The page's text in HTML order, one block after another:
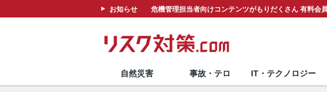
お知らせ 危機管理担当者向けコンテンツがもりだくさん 有料会
自然災害 事故・テロ IT・テクノロジー